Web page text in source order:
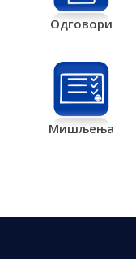
Одговори
Мишљења